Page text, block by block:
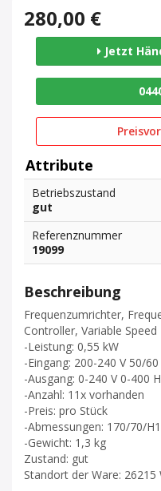
280,00 €
Jetzt
Attribute
Betriebszustand
gut
Referenznummer
19099
Beschreibung
Frequenzumrichter,
Controller, Variable Speed
-Leistung: 0,55 kW
-Eingang: 200-240 V 50/
-Ausgang: 0-240 V 0-400
-Anzahl: 11x vorhanden
-Preis: pro Stück
-Abmessungen: 170/70/
-Gewicht: 1,3 kg
Zustand: gut
Standort der Ware: 26215